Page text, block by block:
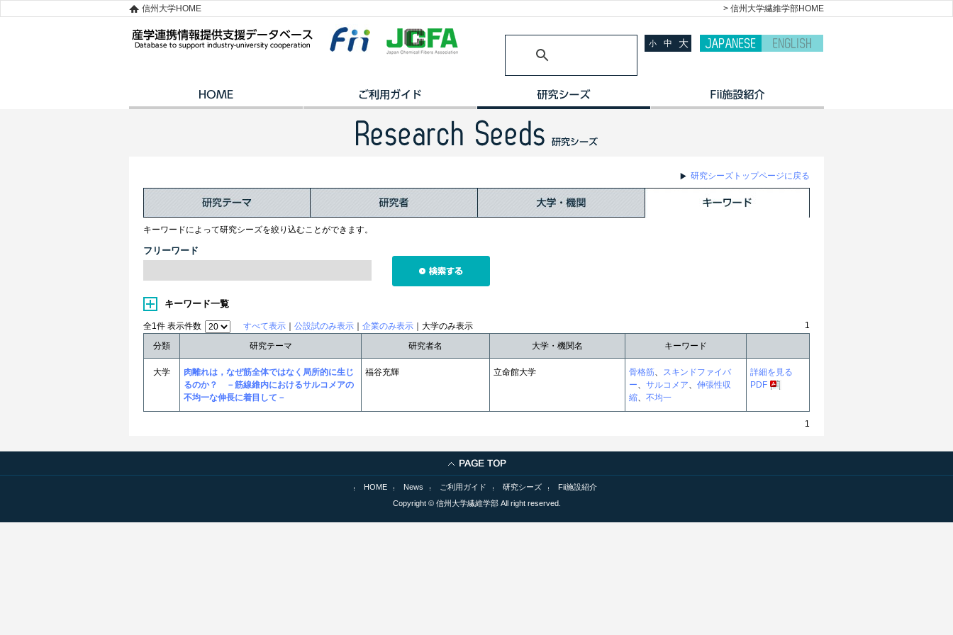
> 信州大学繊維学部HOME
信州大学HOME
小 中 大
研究シーズトップページに戻る
キーワードによって研究シーズを絞り込むことができます。
フリーワード
キーワード一覧
全1件 表示件数 すべて表示 公設試のみ表示 企業のみ表示 ｜大学のみ表示 1
分類 研究テーマ 研究者名 大学・機関名 キーワード
大学
肉離れは，なぜ筋全体ではなく局所的に生じ
るのか？ －筋線維内におけるサルコメアの
不均一な伸長に着目して－
福谷充輝 立命館大学 骨格筋、 スキンドファイバ
ー、 サルコメア、 伸張性収
縮、 不均一
詳細を見る
PDF
1
HOME News ご利用ガイド 研究シーズ
Fii施設紹介
Copyright © 信州大学繊維学部 All right reserved.